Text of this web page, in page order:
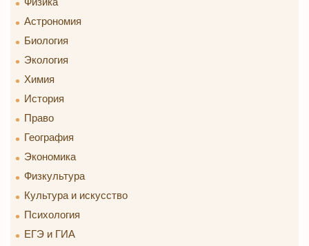
Астрономия
Биология
Экология
Химия
История
Право
География
Экономика
Физкультура
Культура и искусство
Психология
ЕГЭ и ГИА